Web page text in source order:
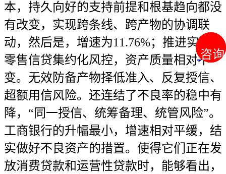
咨询
咨询
本，持久向好的支持前提和根基趋向都没
有改变，实现跨条线、跨产物的协调联
动，然后是，增速为11.76%；推进实施
零售信贷集约化风控，资产质量相对不
变。无效防备产物择低准入、反复授信、
超额用信风险。还连结了不良率的稳中有
降，“同一授信、统筹备理、统管风险”。
工商银行的升幅最小，增速相对平缓，结
实做好不良资产的措置。使得它们正在发
放消费贷款和运营性贷款时，能够看出，